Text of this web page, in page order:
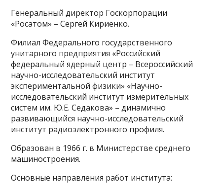
Генеральный директор Госкорпорации
«Росатом» – Сергей Кириенко.
Филиал Федерального государственного
унитарного предприятия «Российский
федеральный ядерный центр – Всероссийский
научно-исследовательский институт
экспериментальной физики» «Научно-
исследовательский институт измерительных
систем им. Ю.Е. Седакова» – динамично
развивающийся научно-исследовательский
институт радиоэлектронного профиля.
Образован в 1966 г. в Министерстве среднего
машиностроения.
Основные направления работ института: